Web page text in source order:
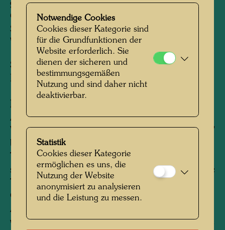
grundiertem Papier, mit Polyvinylacetat und
Cellulosekleber auf Leinwand geklebt.
Silber- und Goldauflage von Restaurator Ralf
Wittig, Zwettl, Juli 2000.
Sammlung:
Hundertwasser Art Centre, Whangarei
Information:
Als Ralf Wittig die Grundierung für die
Vergoldung und Versilberung der "Mandelaugen"
beendet hatte und nach einer gewissen
Trocknungszeit das Bild aufstellte, musste er zu
seiner Überraschung feststellen, dass die übliche
Trocknungszeit nicht gereicht hatte, die
Grundierung flüssig geblieben und von den
Augen weg nach unten gelaufen war, so als
würden Tränen aus den Augen laufen. Es wurde
Notwendige Cookies
Cookies dieser Kategorie sind
für die Grundfunktionen der
Website erforderlich. Sie
dienen der sicheren und
bestimmungsgemäßen
Nutzung und sind daher nicht
deaktivierbar.
Statistik
Cookies dieser Kategorie
ermöglichen es uns, die
Nutzung der Website
anonymisiert zu analysieren
und die Leistung zu messen.